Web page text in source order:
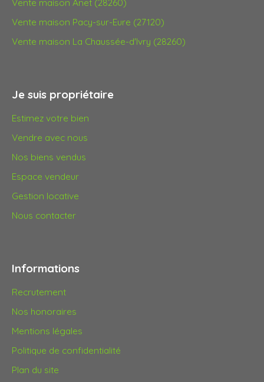
Vente maison Pacy-sur-Eure (27120)
Vente maison La Chaussée-d'Ivry (28260)
Je suis propriétaire
Estimez votre bien
Vendre avec nous
Nos biens vendus
Espace vendeur
Gestion locative
Nous contacter
Informations
Recrutement
Nos honoraires
Mentions légales
Politique de confidentialité
Plan du site